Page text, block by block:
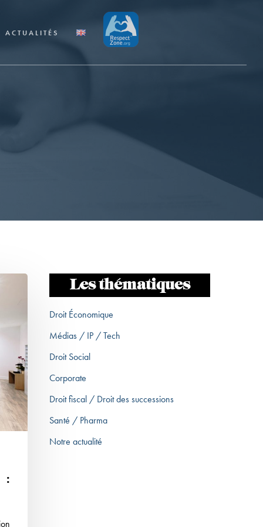
ACTUALITÉS
:
Les thématiques
Droit Économique
Médias / IP / Tech
Droit Social
Corporate
Droit fiscal / Droit des successions
Santé / Pharma
Notre actualité